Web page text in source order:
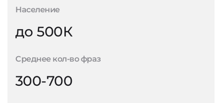
Население
до 500К
Среднее кол-во фраз
300-700